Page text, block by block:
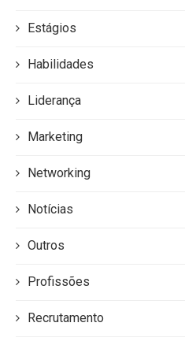
Estágios
Habilidades
Liderança
Marketing
Networking
Notícias
Outros
Profissões
Recrutamento